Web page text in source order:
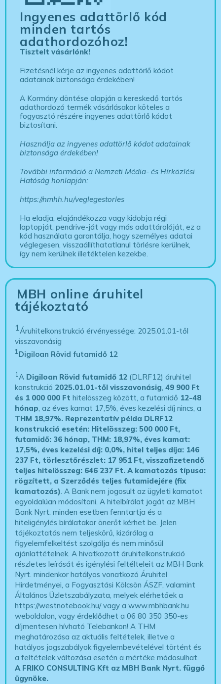
Ingyenes adattörlő kód
minden tartós
adathordozóhoz!
Tisztelt vásárlónk!
Fizetésnél kérje az ingyenes adattörlő kódot
adatainak biztonsága érdekében!
A Kormány döntése alapján a kereskedő tartós
adathordozó termék vásárlásakor köteles a
fogyasztó részére ingyenes adattörlő kódot
biztosítani.
Használja az ingyenes adattörlő kódot adatainak
biztonsága érdekében!
További információ a Nemzeti Média- és Hírközlési
Hatóság honlapján:
https://nmhh.hu/veglegestorles
Ha eladja, elajándékozza vagy kidobja régi
laptopját, pendrive-ját vagy más adattárolóját, ez a
kód használata garantálja, hogy személyes adatai
véglegesen, visszaállíthatatlanul törlésre kerülnek,
így nem kerülnek illetéktelen kezekbe.
MBH online áruhitel
tájékoztató
1Áruhitelkonstrukció érvényessége: 2025.01.01-től
visszavonásig
1Digiloan Rövid futamidő 12
1A Digiloan Rövid futamidő 12 (DLRF12) áruhitel
konstrukció 2025.01.01-től visszavonásig,49 900 Ft
és 1 000 000 Ft hitelösszeg között, a futamidő 12-48
hónap, az éves kamat 17,5%, éves kezelési díj nincs, a
THM 18,97%. Reprezentatív példa DLRF12
konstrukció esetén: Hitelösszeg: 500 000 Ft,
futamidő: 36 hónap, THM: 18,97%, éves kamat:
17,5%, éves kezelési díj: 0,0%, hitel teljes díja: 146
237 Ft, törlesztőrészlet: 17 951 Ft, visszafizetendő
teljes hitelösszeg: 646 237 Ft.A kamatozás típusa:
rögzített, a Szerződés teljes futamidejére (fix
kamatozás). A Bank nem jogosult az ügyleti kamatot
egyoldalúan módosítani. A hitelbírálat jogát az MBH
Bank Nyrt. minden esetben fenntartja és a
hiteligénylés bírálatakor önerőt kérhet be. Jelen
tájékoztatás nem teljeskörű, kizárólag a
figyelemfelkeltést szolgálja és nem minősül
ajánlattételnek. A hivatkozott áruhitelkonstrukció
részletes leírását és igénylési feltélteleit az MBH Bank
Nyrt. mindenkor hatályos vonatkozó Áruhitel
Hirdetményei, a Fogyasztási Kölcsön ÁSZF, valamint
Általános Üzletszabályzata, melyek elérhetőek a
https://westnotebook.hu/vagy a www.mbhbank.hu
weboldalon, vagy érdeklődhet a 06 80 350 350-es
díjmentesen hívható Telebankon! A THM
meghatározása az aktuális feltételek, illetve a
hatályos jogszabályok figyelembevételével történt és
a feltételek változása esetén a mértéke módosulhat.
A FRIKO CONSULTING Kft az MBH Bank Nyrt. függő
ügynöke.